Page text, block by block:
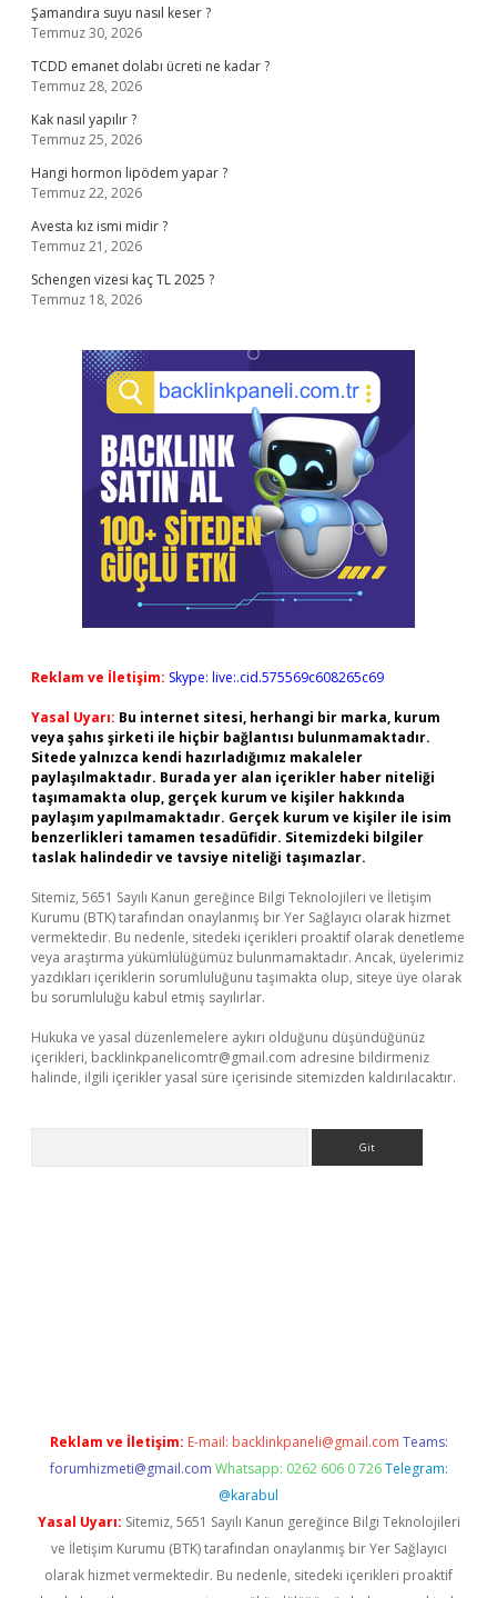
Şamandıra suyu nasıl keser ?
Temmuz 30, 2026
TCDD emanet dolabı ücreti ne kadar ?
Temmuz 28, 2026
Kak nasıl yapılır ?
Temmuz 25, 2026
Hangi hormon lipödem yapar ?
Temmuz 22, 2026
Avesta kız ismi midir ?
Temmuz 21, 2026
Schengen vizesi kaç TL 2025 ?
Temmuz 18, 2026
Reklam ve İletişim: Skype: live:.cid.575569c608265c69
Yasal Uyarı: Bu internet sitesi, herhangi bir marka, kurum
veya şahıs şirketi ile hiçbir bağlantısı bulunmamaktadır.
Sitede yalnızca kendi hazırladığımız makaleler
paylaşılmaktadır. Burada yer alan içerikler haber niteliği
taşımamakta olup, gerçek kurum ve kişiler hakkında
paylaşım yapılmamaktadır. Gerçek kurum ve kişiler ile isim
benzerlikleri tamamen tesadüfidir. Sitemizdeki bilgiler
taslak halindedir ve tavsiye niteliği taşımazlar.
Sitemiz, 5651 Sayılı Kanun gereğince Bilgi Teknolojileri ve İletişim
Kurumu (BTK) tarafından onaylanmış bir Yer Sağlayıcı olarak hizmet
vermektedir. Bu nedenle, sitedeki içerikleri proaktif olarak denetleme
veya araştırma yükümlülüğümüz bulunmamaktadır. Ancak, üyelerimiz
yazdıkları içeriklerin sorumluluğunu taşımakta olup, siteye üye olarak
bu sorumluluğu kabul etmiş sayılırlar.
Hukuka ve yasal düzenlemelere aykırı olduğunu düşündüğünüz
içerikleri, backlinkpanelicomtr@gmail.com adresine bildirmeniz
halinde, ilgili içerikler yasal süre içerisinde sitemizden kaldırılacaktır.
Reklam ve İletişim: E-mail: backlinkpaneli@gmail.com Teams:
forumhizmeti@gmail.com Whatsapp: 0262 606 0 726 Telegram:
@karabul
Yasal Uyarı: Sitemiz, 5651 Sayılı Kanun gereğince Bilgi Teknolojileri
ve İletişim Kurumu (BTK) tarafından onaylanmış bir Yer Sağlayıcı
olarak hizmet vermektedir. Bu nedenle, sitedeki içerikleri proaktif